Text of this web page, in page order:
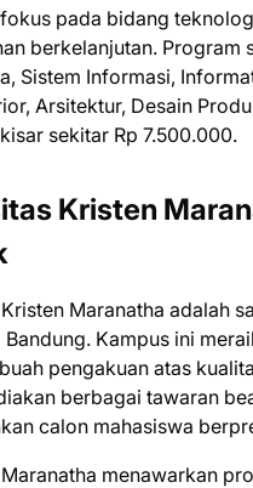
pada bidang
berkelanjutan. Program
Sistem Informasi,
Arsitektur, Desain
sekitar Rp 7.500.000.
Kristen
Maranatha adalah
Kampus ini
pengakuan atas
berbagai tawaran
calon mahasiswa
menawarkan